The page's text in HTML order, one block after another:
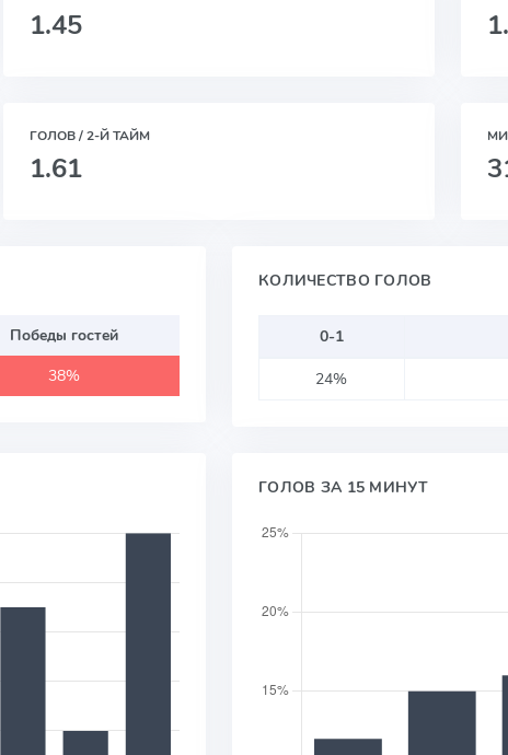
1.45
ГОЛОВ / 2-Й ТАЙМ
1.61
Победы гостей
38%
КОЛИЧЕСТВО ГОЛОВ
0-1
24%
ГОЛОВ ЗА 15 МИНУТ